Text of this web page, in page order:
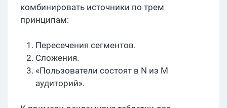
комбинировать источники по трем
принципам:
Пересечения сегментов.
Сложения.
«Пользователи состоят в N из M
аудиторий».